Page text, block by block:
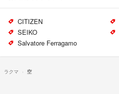
CITIZEN
SEIKO
Salvatore Ferragamo
ラクマ 空